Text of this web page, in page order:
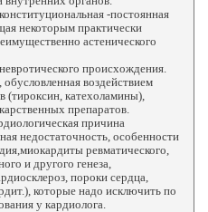
-постоянная
некоторым практически
астенического
происхождения.
воздействием
(тироксин, катехоламины),
препаратов.
причина
недостаточность, особенности
ревматического,
и другого генеза,
пороки сердца,
которые надо исключить по
у кардиолога.